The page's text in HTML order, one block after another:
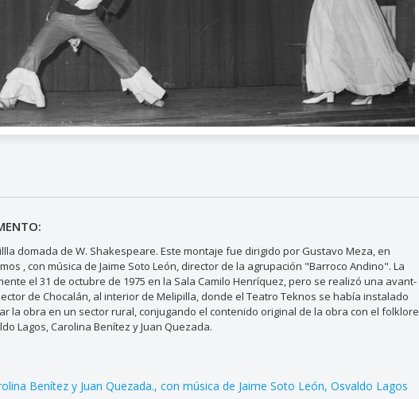
domada de W. Shakespeare. Este montaje fue dirigido por Gustavo Meza, en
, con música de Jaime Soto León, director de la agrupación "Barroco Andino". La
el 31 de octubre de 1975 en la Sala Camilo Henríquez, pero se realizó una avant-
de Chocalán, al interior de Melipilla, donde el Teatro Teknos se había instalado
la obra en un sector rural, conjugando el contenido original de la obra con el folklore
Lagos, Carolina Benítez y Juan Quezada.
Benítez y Juan Quezada. con música de Jaime Soto León Osvaldo Lagos